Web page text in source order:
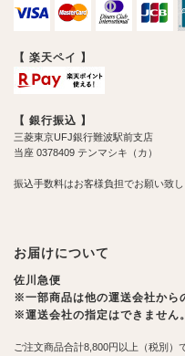
【 楽天ペイ 】
【 銀行振込 】
三菱東京UFJ銀行難波駅前支店
当座 0378409 テンマシキ（カ）
振込手数料はお客様負担でお願い致
お届けについて
佐川急便
※一部商品は他の運送会社から
※運送会社の指定はできません。
ご注文商品合計8,800円以上（税別）